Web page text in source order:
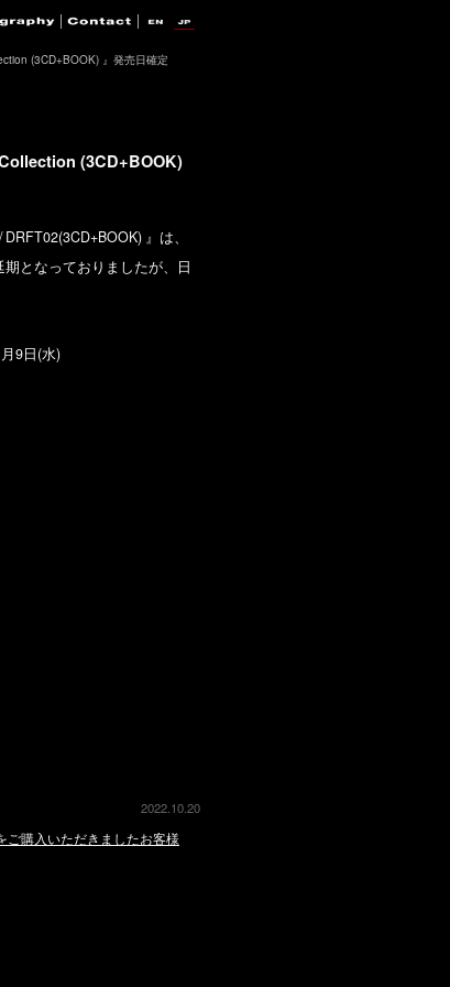
(3CD+BOOK) 』発売日確定
(3CD+BOOK)
』は、
となっておりましたが、日
9日(水)
2022.10.20
ご購入いただきましたお客様